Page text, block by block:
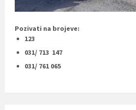
Pozivati na brojeve:
123
031/ 713 147
031/ 761 065